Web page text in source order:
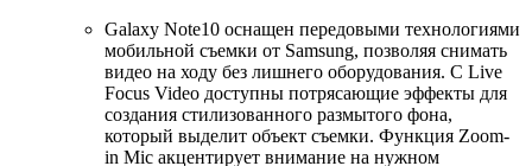
Galaxy Note10 оснащен передовыми технологиями
мобильной съемки от Samsung, позволяя снимать
видео на ходу без лишнего оборудования. С Live
Focus Video доступны потрясающие эффекты для
создания стилизованного размытого фона,
который выделит объект съемки. Функция Zoom-
in Mic акцентирует внимание на нужном